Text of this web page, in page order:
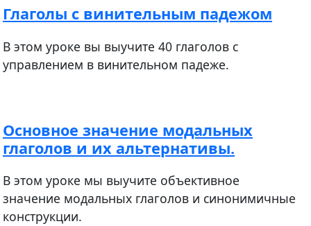
Глаголы с винительным падежом
В этом уроке вы выучите 40 глаголов с
управлением в винительном падеже.
Основное значение модальных
глаголов и их альтернативы.
В этом уроке мы выучите объективное
значение модальных глаголов и синонимичные
конструкции.